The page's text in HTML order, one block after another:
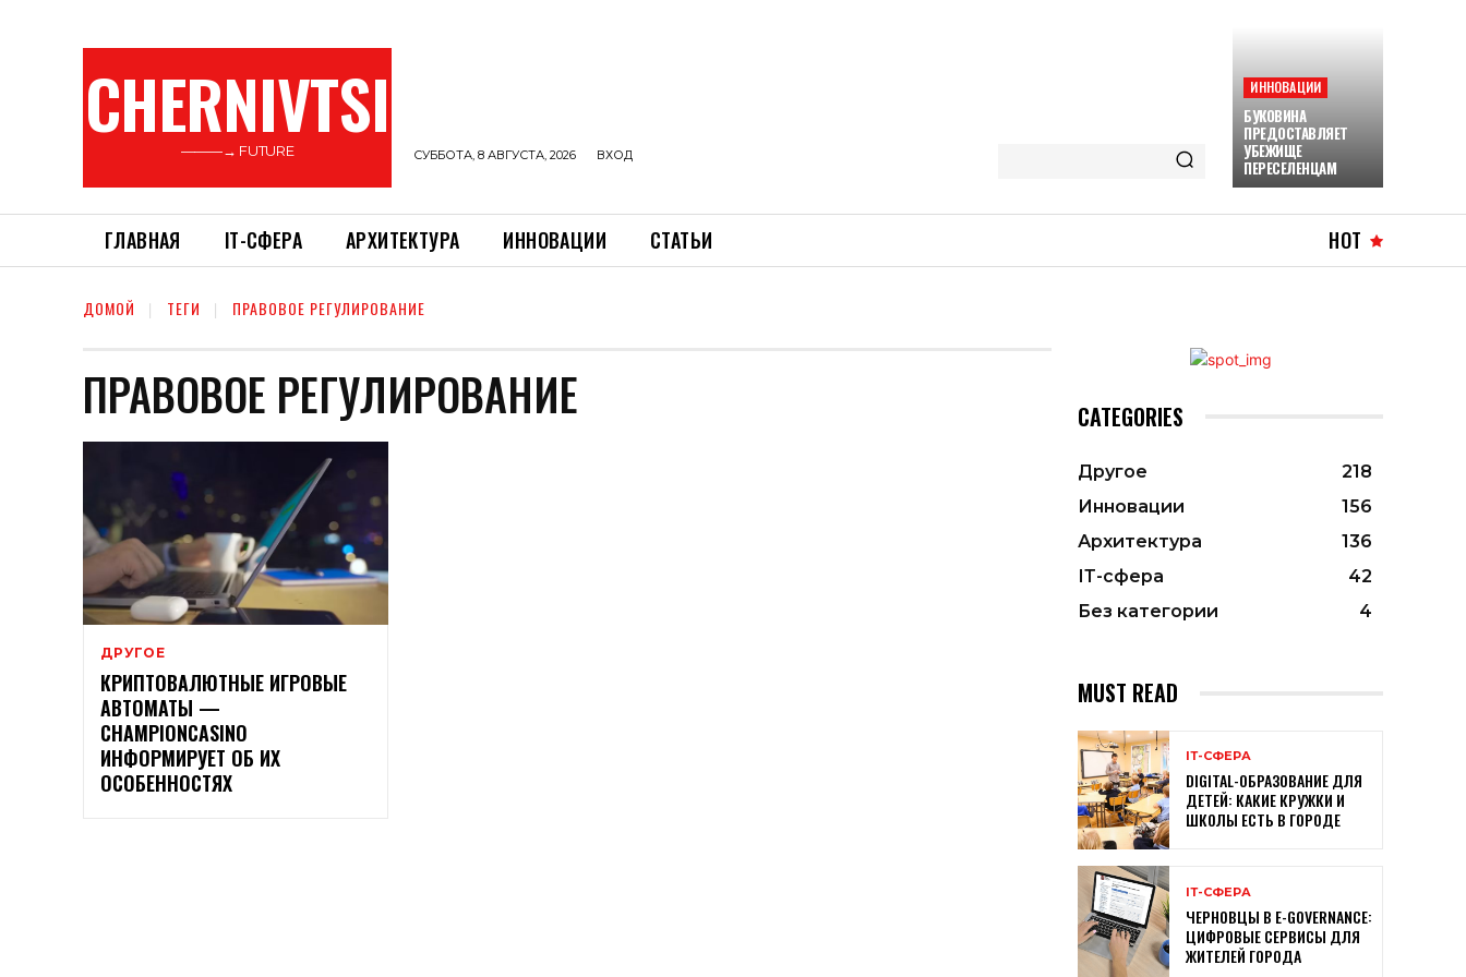
CHERNIVTSI
———→ FUTURE СУББОТА, 8 АВГУСТА, 2026 ВХОД
ИННОВАЦИИ
БУКОВИНА
ПРЕДОСТАВЛЯЕТ
УБЕЖИЩЕ
ПЕРЕСЕЛЕНЦАМ
ГЛАВНАЯ ІТ-СФЕРА АРХИТЕКТУРА ИННОВАЦИИ СТАТЬИ HOT
ДОМОЙ ТЕГИ ПРАВОВОЕ РЕГУЛИРОВАНИЕ
ПРАВОВОЕ РЕГУЛИРОВАНИЕ
ДРУГОЕ
КРИПТОВАЛЮТНЫЕ ИГРОВЫЕ
АВТОМАТЫ —
CHAMPIONCASINO
ИНФОРМИРУЕТ ОБ ИХ
ОСОБЕННОСТЯХ
CATEGORIES
Другое
218
Инновации
156
Архитектура
136
ІТ-сфера
42
Без категории
4
MUST READ
ІТ-СФЕРА
DIGITAL-ОБРАЗОВАНИЕ ДЛЯ
ДЕТЕЙ: КАКИЕ КРУЖКИ И
ШКОЛЫ ЕСТЬ В ГОРОДЕ
ІТ-СФЕРА
ЧЕРНОВЦЫ В E-GOVERNANCE:
ЦИФРОВЫЕ СЕРВИСЫ ДЛЯ
ЖИТЕЛЕЙ ГОРОДА